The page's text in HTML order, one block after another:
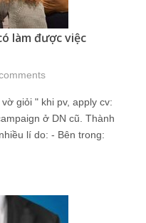
làm được việc
giỏi " khi pv, apply cv:
ở DN cũ. Thành
lí do: - Bên trong: